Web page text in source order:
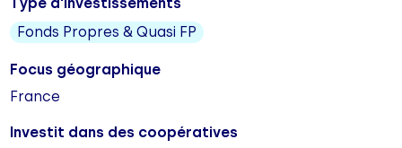
Fonds Propres & Quasi FP
Focus géographique
France
Investit dans des coopératives